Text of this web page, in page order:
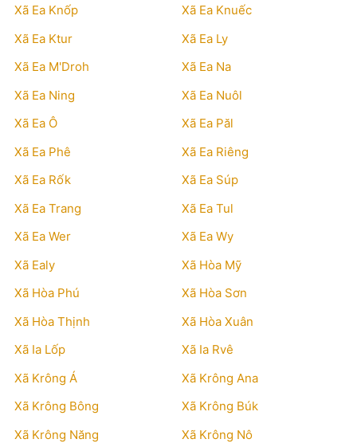
Xã Ea Knốp
Xã Ea Knuếc
Xã Ea Ktur
Xã Ea Ly
Xã Ea M'Droh
Xã Ea Na
Xã Ea Ning
Xã Ea Nuôl
Xã Ea Ô
Xã Ea Păl
Xã Ea Phê
Xã Ea Riêng
Xã Ea Rốk
Xã Ea Súp
Xã Ea Trang
Xã Ea Tul
Xã Ea Wer
Xã Ea Wy
Xã Ealy
Xã Hòa Mỹ
Xã Hòa Phú
Xã Hòa Sơn
Xã Hòa Thịnh
Xã Hòa Xuân
Xã Ia Lốp
Xã Ia Rvê
Xã Krông Á
Xã Krông Ana
Xã Krông Bông
Xã Krông Búk
Xã Krông Năng
Xã Krông Nô